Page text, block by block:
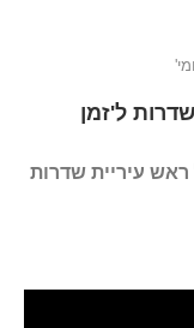
ל'זמן
ראש עיריית שדרות